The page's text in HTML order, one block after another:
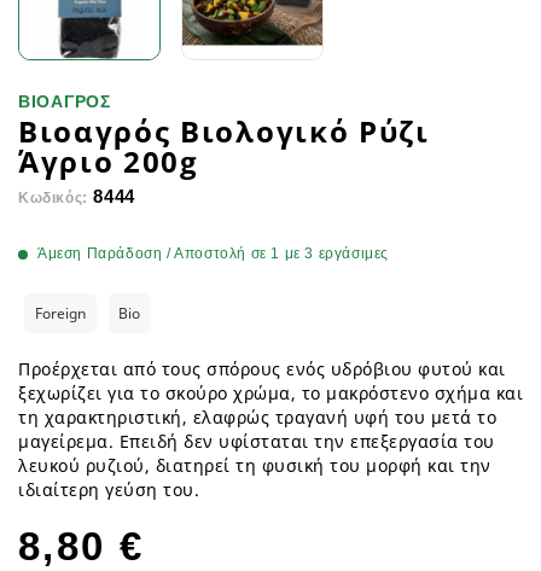
ΒΙΟΑΓΡΟΣ
Bιοαγρός Βιολογικό Ρύζι
Άγριο 200g
Κωδικός: 8444
Άμεση Παράδοση / Αποστολή σε 1 με 3 εργάσιμες
Foreign Bio
Προέρχεται από τους σπόρους ενός υδρόβιου φυτού και
ξεχωρίζει για το σκούρο χρώμα, το μακρόστενο σχήμα και
τη χαρακτηριστική, ελαφρώς τραγανή υφή του μετά το
μαγείρεμα. Επειδή δεν υφίσταται την επεξεργασία του
λευκού ρυζιού, διατηρεί τη φυσική του μορφή και την
ιδιαίτερη γεύση του.
8,80 €